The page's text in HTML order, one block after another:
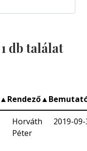
1 db találat
▲Rendező▲
Horváth
Péter
2019-